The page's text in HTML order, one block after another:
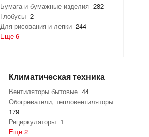
Бумага и бумажные изделия 282
Глобусы 2
Для рисования и лепки 244
Еще 6
Климатическая техника
Вентиляторы бытовые 44
Обогреватели, тепловентиляторы
179
Рециркуляторы 1
Еще 2